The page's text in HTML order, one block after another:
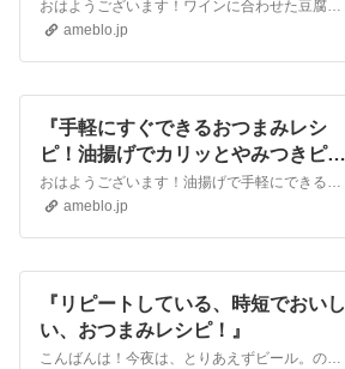
おはようございます！ワインに合わせた豆腐の簡単おつまみです。レンジだけで、とっても時短なおつまみです。✏︎レシピです⬇︎〜豆腐on生ハムチーズ〜【材料（2人分…
ameblo.jp
『手軽にすぐできるおつまみレシ
ピ！油揚げでカリッとやみつきピ
ザ！』
おはようございます！油揚げで手軽にできるおつまみレシピのご紹介です。油揚げを生地にしてピザ風のおつまみにしました。油揚げがカリッとやみつきです。余熱で馴染む生…
ameblo.jp
『リピートしている、時短でおいし
い、おつまみレシピ！』
こんばんは！今夜は、とりあえずビール。のお供に、かんたんおつまみ。生ハムとミョウガのカルパッチョ。ツイッターで人気のリュウジさんレシピです。リュウジさんと言え…